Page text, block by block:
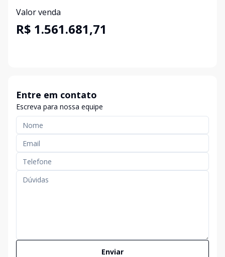
Valor venda
R$ 1.561.681,71
Entre em contato
Escreva para nossa equipe
Enviar